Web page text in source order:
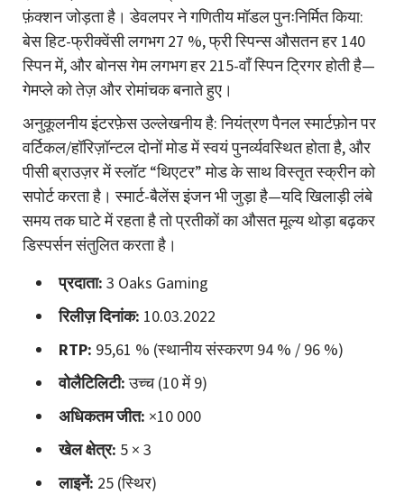
फ़ंक्शन जोड़ता है। डेवलपर ने गणितीय मॉडल पुनःनिर्मित किया:
बेस हिट-फ्रीक्वेंसी लगभग 27 %, फ्री स्पिन्स औसतन हर 140
स्पिन में, और बोनस गेम लगभग हर 215-वाँ स्पिन ट्रिगर होती है—
गेमप्ले को तेज़ और रोमांचक बनाते हुए।
अनुकूलनीय इंटरफ़ेस उल्लेखनीय है: नियंत्रण पैनल स्मार्टफ़ोन पर
वर्टिकल/हॉरिज़ॉन्टल दोनों मोड में स्वयं पुनर्व्यवस्थित होता है, और
पीसी ब्राउज़र में स्लॉट “थिएटर” मोड के साथ विस्तृत स्क्रीन को
सपोर्ट करता है।स्मार्ट-बैलेंसइंजन भी जुड़ा है—यदि खिलाड़ी लंबे
समय तक घाटे में रहता है तो प्रतीकों का औसत मूल्य थोड़ा बढ़कर
डिस्पर्सन संतुलित करता है।
प्रदाता: 3 Oaks Gaming
रिलीज़ दिनांक: 10.03.2022
RTP: 95,61 % (स्थानीय संस्करण 94 % / 96 %)
वोलैटिलिटी:उच्च (10 में 9)
अधिकतम जीत: ×10 000
खेल क्षेत्र: 5 × 3
लाइनें: 25 (स्थिर)